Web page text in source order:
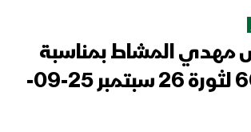
مهدي المشاط بمناسبة
الذكرى الـ 60 لثورة 26 سبتمبر 25-09-